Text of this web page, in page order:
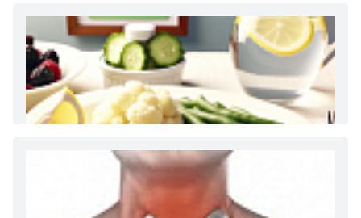
Как и сколько денег можно получить по